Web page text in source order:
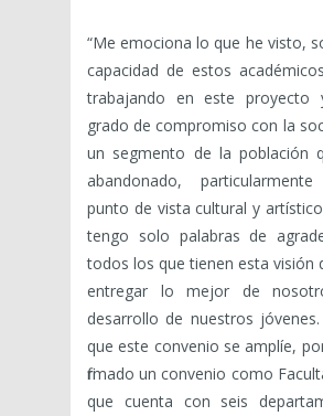
“Me emociona lo que he visto,
capacidad de estos
trabajando en este proyecto
grado de compromiso con la
un segmento de la población
abandonado,
punto de vista cultural y
tengo solo palabras de
todos los que tienen esta visión
entregar lo mejor de
desarrollo de nuestros jóvenes.
que este convenio se amplíe,
firmado un convenio como
que cuenta con seis